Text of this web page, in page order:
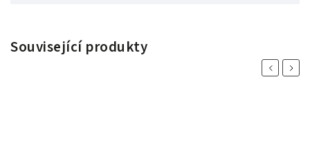
Související produkty
PreviousNext